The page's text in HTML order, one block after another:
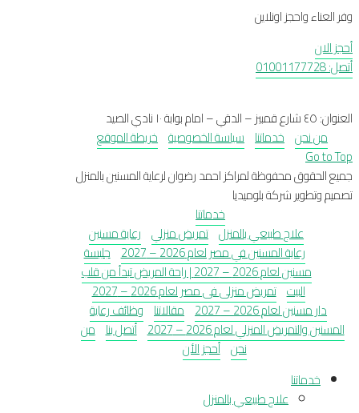
وفر العناء واحجز اونلاين
أحجز الان
أتصل: 01001177728
العنوان: ٤٥ شارع قمبيز – الدقي – امام بوابة ١٠ نادي الصيد
من نحن خدماتنا سياسة الخصوصية خريطة الموقع
Go to Top
جميع الحقوق محفوظة لمراكز احمد رضوان لرعاية المسنين بالمنزل
تصميم وتطوير شركة بلوميديا
خدماتنا
علاج طبيعي بالمنزل تمريض منزلي رعاية مسنين
رعاية المسنين في مصر لعام 2026 – 2027
جليسة
مسنين لعام 2026 – 2027 | راحة المريض تبدأ من قلب
البيت تمريض منزلى فى مصر لعام 2026 – 2027
دار مسنين لعام 2026 – 2027
مقالاتنا وظائف رعاية
المسنين والتمريض المنزلي لعام 2026 – 2027
أتصل بنا من
نحن أحجز الأن
خدماتنا
علاج طبيعي بالمنزل